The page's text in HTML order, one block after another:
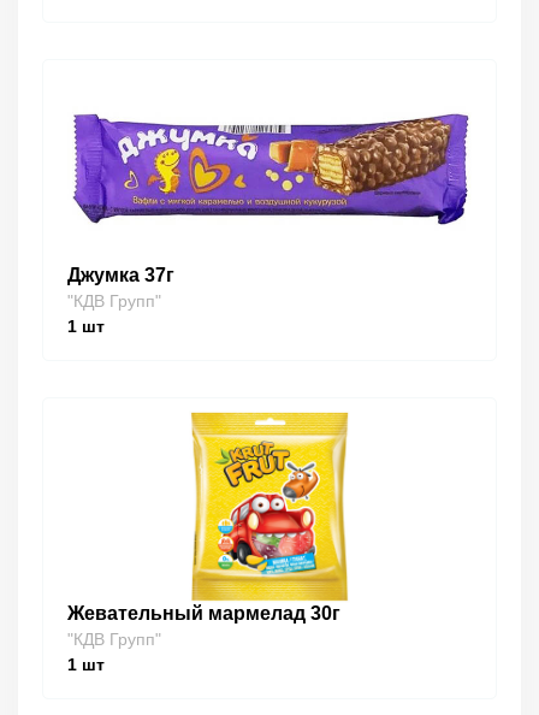
Джумка 37г
"КДВ Групп"
1 шт
Жевательный мармелад 30г
"КДВ Групп"
1 шт